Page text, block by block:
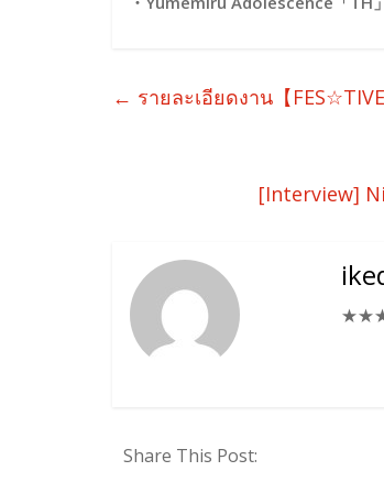
← รายละเอียดงาน【
[Interview]
★★★
Share This Post: